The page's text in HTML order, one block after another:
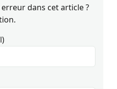
dans cet article ?